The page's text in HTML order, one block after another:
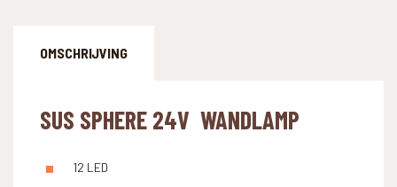
OMSCHRIJVING
SUS SPHERE 24V WANDLAMP
12 LED